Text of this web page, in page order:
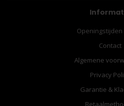
Openingstijden
Contact
Algemene
Privacy
Garantie &